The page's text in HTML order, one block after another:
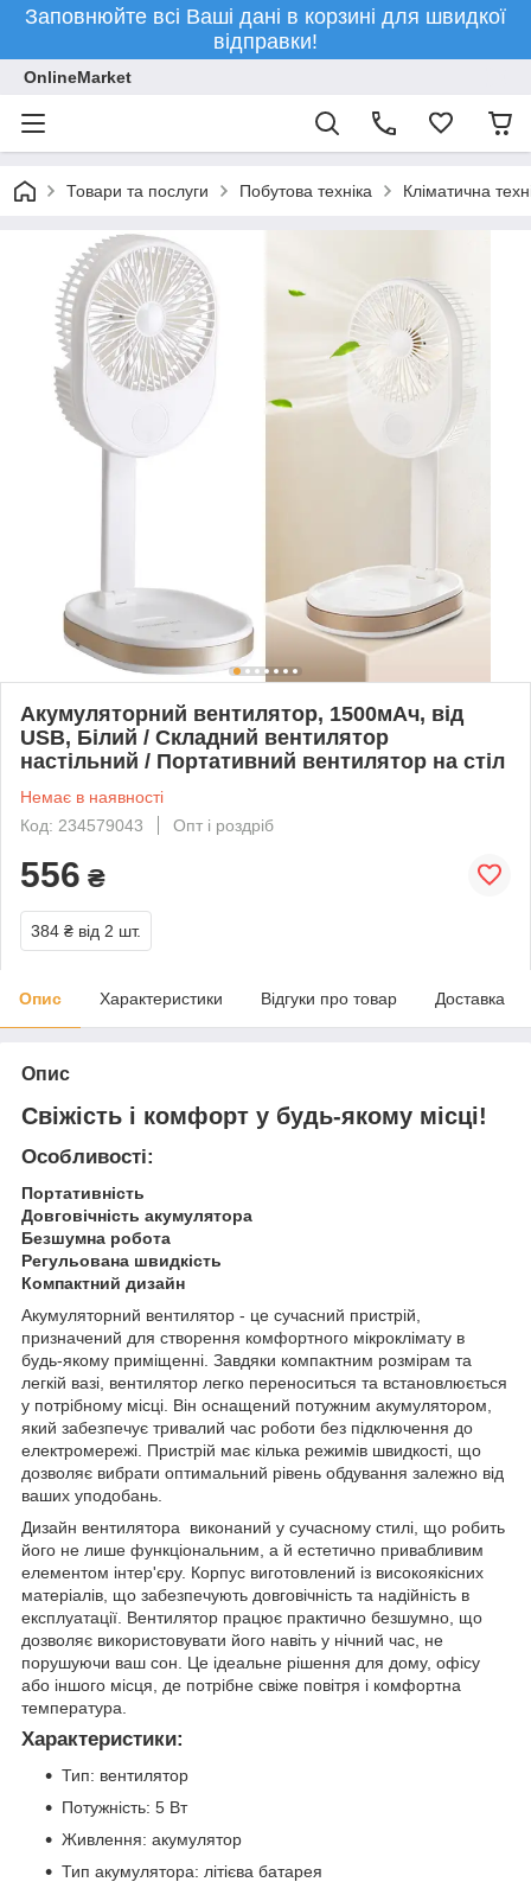
Заповнюйте всі Ваші дані в корзині для швидкої
відправки!
OnlineMarket
Товари та послуги Побутова техніка Кліматична
Акумуляторний вентилятор, 1500мАч, від
USB, Білий / Складний вентилятор
настільний / Портативний вентилятор на стіл
Немає в наявності
Код: 234579043
Опт і роздріб
556 ₴
384 ₴ від 2 шт.
Опис Характеристики Відгуки про товар Доставка
Опис
Свіжість і комфорт у будь-якому місці!
Особливості:
Портативність
Довговічність акумулятора
Безшумна робота
Регульована швидкість
Компактний дизайн
Акумуляторний вентилятор - це сучасний пристрій,
призначений для створення комфортного мікроклімату в
будь-якому приміщенні. Завдяки компактним розмірам та
легкій вазі, вентилятор легко переноситься та встановлюється
у потрібному місці. Він оснащений потужним акумулятором,
який забезпечує тривалий час роботи без підключення до
електромережі. Пристрій має кілька режимів швидкості, що
дозволяє вибрати оптимальний рівень обдування залежно від
ваших уподобань.
Дизайн вентилятора виконаний у сучасному стилі, що робить
його не лише функціональним, а й естетично привабливим
елементом інтер'єру. Корпус виготовлений із високоякісних
матеріалів, що забезпечують довговічність та надійність в
експлуатації. Вентилятор працює практично безшумно, що
дозволяє використовувати його навіть у нічний час, не
порушуючи ваш сон. Це ідеальне рішення для дому, офісу
або іншого місця, де потрібне свіже повітря і комфортна
температура.
Характеристики:
Тип: вентилятор
Потужність: 5 Вт
Живлення: акумулятор
Тип акумулятора: літієва батарея